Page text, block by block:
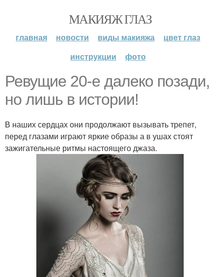
МАКИЯЖ ГЛАЗ
главная новости виды макияжа
цвет глаз
инструкции
фото
Ревущие 20-е далеко позади,
но лишь в истории!
В наших сердцах они продолжают вызывать трепет,
перед глазами играют яркие образы а в ушах стоят
зажигательные ритмы настоящего джаза.